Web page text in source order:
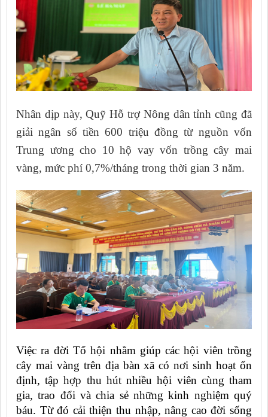
Nhân dịp này, Quỹ Hỗ trợ Nông dân tỉnh cũng đã
giải ngân số tiền 600 triệu đồng từ nguồn vốn
Trung ương cho 10 hộ vay vốn trồng cây mai
vàng, mức phí 0,7%/tháng trong thời gian 3 năm.
Việc ra đời Tổ hội nhằm giúp các hội viên trồng
cây mai vàng trên địa bàn xã có nơi sinh hoạt ổn
định, tập hợp thu hút nhiều hội viên cùng tham
gia, trao đổi và chia sẻ những kinh nghiệm quý
báu. Từ đó cải thiện thu nhập, nâng cao đời sống